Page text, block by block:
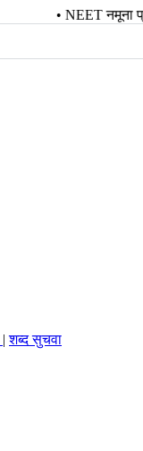
• NEET नमूना प्रश्न
| शब्द सुचवा